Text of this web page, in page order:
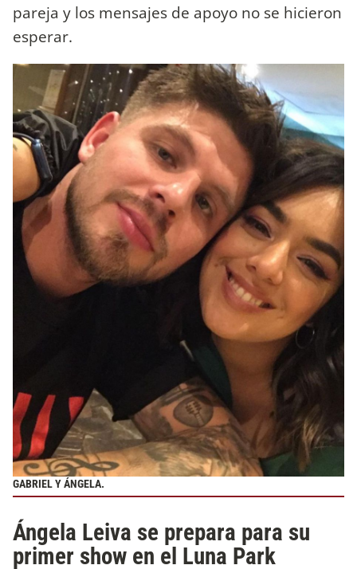
pareja y los mensajes de apoyo no se hicieron
esperar.
GABRIEL Y ÁNGELA.
Ángela Leiva se prepara para su
primer show en el Luna Park